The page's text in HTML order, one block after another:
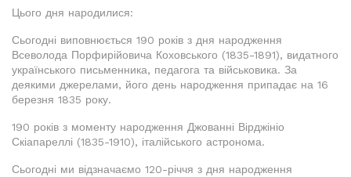
Цього дня народилися:
Сьогодні виповнюється 190 років з дня народження
Всеволода Порфирійовича Коховського (1835-1891), видатного
українського письменника, педагога та військовика. За
деякими джерелами, його день народження припадає на 16
березня 1835 року.
190 років з моменту народження Джованні Вірджініо
Скіапареллі (1835-1910), італійського астронома.
Сьогодні ми відзначаємо 120-річчя з дня народження